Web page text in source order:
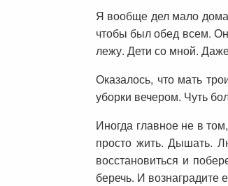
Я вообще дел мало
чтобы был обед всем.
лежу. Дети со мной.
Оказалось, что мать
уборки вечером. Чуть
Иногда главное не в
просто жить. Дышать.
восстановиться и
беречь. И вознаградите